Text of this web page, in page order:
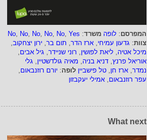
המפרסם: לופה משרד:
No, No, No, No, No, Yes
צוות: גדעון עמיחי, ארז הדר, תום בר, ירון יצחקוב,
מיכל אטיה, ליאת לפושין, רוני שניידר, גיל אבים,
אוריאל פרנץ, דניא בניה, מאיה גולדשטיין, גלי
נמדר, ארז חן, טל פישביין לופה: יורם רוזנבאום,
עפר רוזנבאום, אמילי יעקבזון
What next